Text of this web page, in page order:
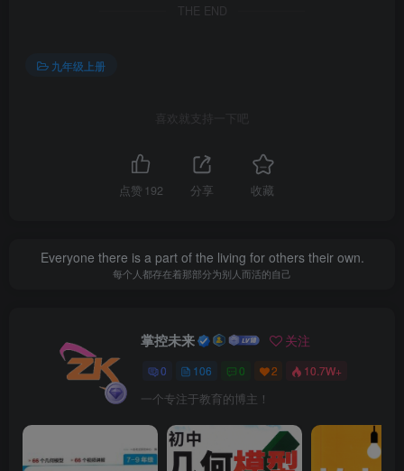
THE END
九年级上册
喜欢就支持一下吧
点赞 192 分享 收藏
Everyone there is a part of the living for others their own.
每个人都存在着那部分为别人而活的自己
掌控未来 关注
0 106 0 2 10.7W+
一个专注于教育的博主！